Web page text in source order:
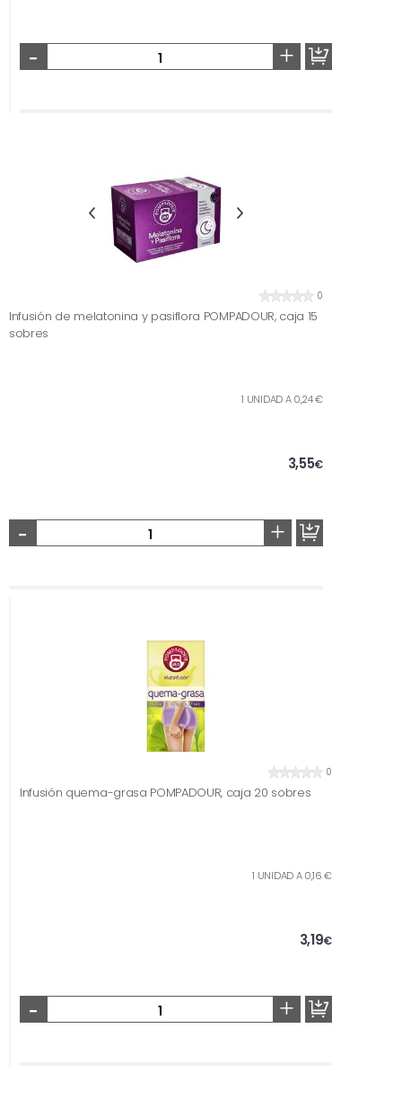
- +
0
Infusión de melatonina y pasiflora POMPADOUR, caja 15
sobres
1 UNIDAD A 0,24 €
3,55€
- +
0
Infusión quema-grasa POMPADOUR, caja 20 sobres
1 UNIDAD A 0,16 €
3,19€
- +